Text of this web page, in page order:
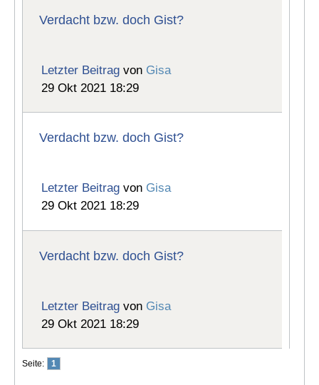
Verdacht bzw. doch Gist?
Letzter Beitrag von Gisa
29 Okt 2021 18:29
Verdacht bzw. doch Gist?
Letzter Beitrag von Gisa
29 Okt 2021 18:29
Verdacht bzw. doch Gist?
Letzter Beitrag von Gisa
29 Okt 2021 18:29
Seite: 1